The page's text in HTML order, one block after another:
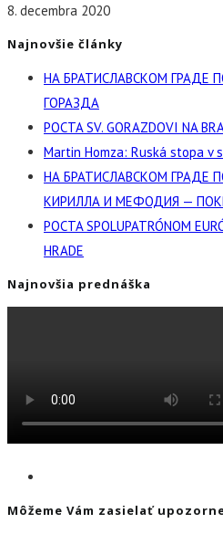
8. decembra 2020
Najnovšie články
НА БРАТИСЛАВСКОМ ГРАДЕ
ГОРАЗДА
POCTA SV. GORAZDOVI NA
Martin Homza: Ruská stopa v
НА БРАТИСЛАВСКОМ ГРАДЕ
КИРИЛЛА И МЕФОДИЯ —
POCTA SPOLUPATRÓNOM
HRADE
Najnovšia prednáška
Môžeme Vám zasielať